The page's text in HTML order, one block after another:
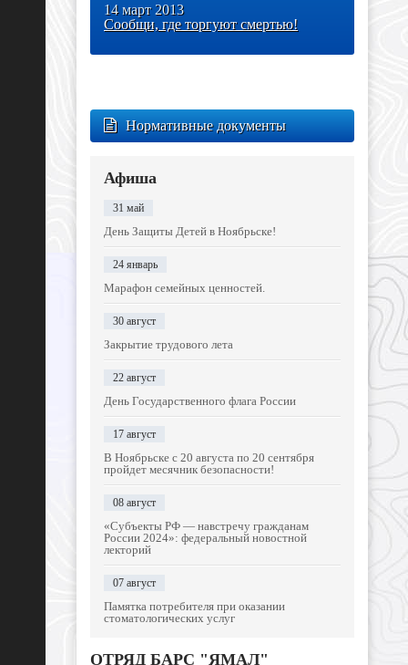
14 март 2013
Сообщи, где торгуют смертью!
Нормативные документы
Афиша
31 май
День Защиты Детей в Ноябрьске!
24 январь
Марафон семейных ценностей.
30 август
Закрытие трудового лета
22 август
День Государственного флага России
17 август
В Ноябрьске с 20 августа по 20 сентября
пройдет месячник безопасности!
08 август
«Субъекты РФ — навстречу гражданам
России 2024»: федеральный новостной
лекторий
07 август
Памятка потребителя при оказании
стоматологических услуг
ОТРЯД БАРС "ЯМАЛ"